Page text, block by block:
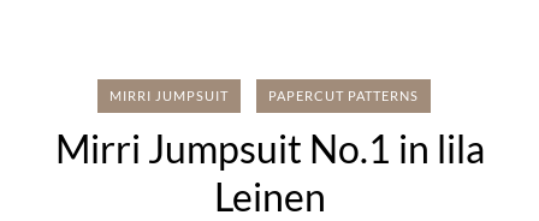
MIRRI JUMPSUIT PAPERCUT PATTERNS
Mirri Jumpsuit No.1 in lila
Leinen